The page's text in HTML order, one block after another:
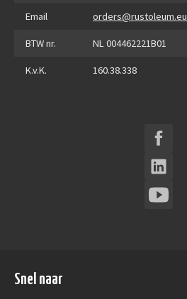
Email orders@rustoleum.eu
BTW nr. NL 004462221B01
K.v.K. 160.38.338
Snel naar